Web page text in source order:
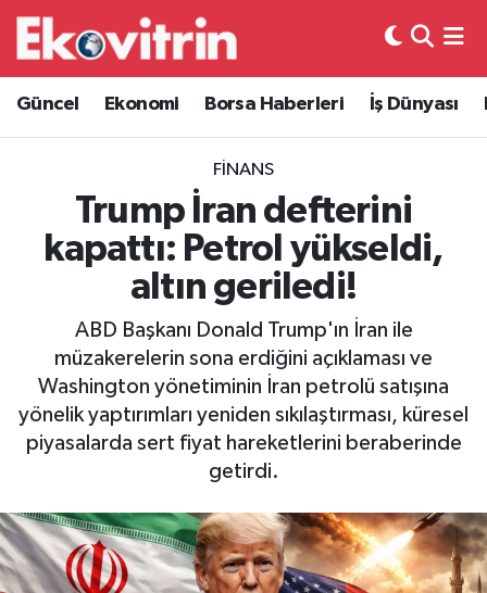
Güncel Ekonomi Borsa Haberleri İş Dünyası
FINANS
Trump İran defterini
kapattı: Petrol yükseldi,
altın geriledi!
ABD Başkanı Donald Trump'ın İran ile
müzakerelerin sona erdiğini açıklaması ve
Washington yönetiminin İran petrolü satışına
yönelik yaptırımları yeniden sıkılaştırması, küresel
piyasalarda sert fiyat hareketlerini beraberinde
getirdi.
Güncel
Ekonomi
Borsa Haberleri
İş Dünyası
Otovitrin
Asayiş
Gayrimenkul
Spor
Hava Durumu
Trafik Durumu
Süper Lig Puan Durumu ve Fikstür
Tüm Manşetler
Son Dakika Haberleri
Haber Arşivi